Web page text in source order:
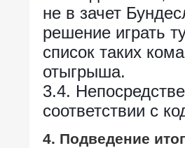
не в зачет
решение играть
список таких
отыгрыша.
3.4.
соответствии с
4. Подведение